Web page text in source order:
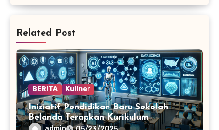
Related Post
BERITA Kuliner
Inisiatif Pendidikan Baru Sekolah
Belanda Terapkan Kurikulum
Teknologi AI